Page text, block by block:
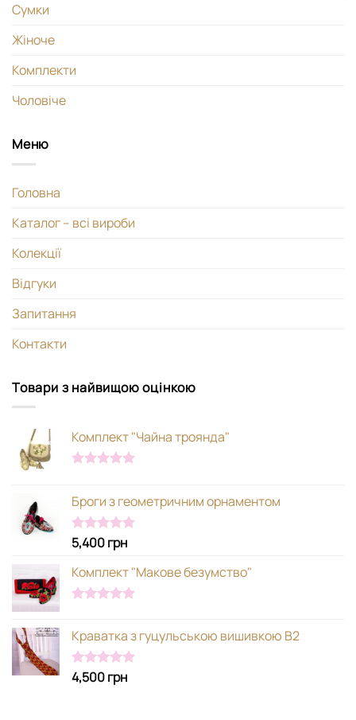
Сумки
Жіноче
Комплекти
Чоловіче
Меню
Головна
Каталог – всі вироби
Колекції
Відгуки
Запитання
Контакти
Товари з найвищою оцінкою
Комплект "Чайна троянда"
Броги з геометричним орнаментом
Оцінено в
з 5
5,400грн
Комплект "Макове безумство"
Краватка з гуцульською вишивкою В2
Оцінено в
з 5
4,500грн